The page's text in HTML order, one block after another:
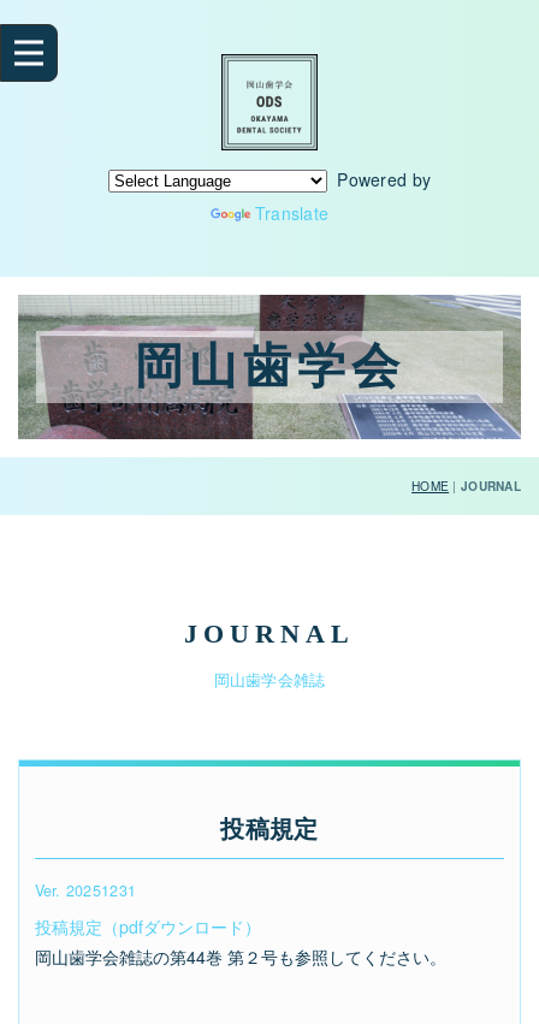
Powered by
Translate
岡山歯学会
HOME |JOURNAL
JOURNAL
岡山歯学会雑誌
投稿規定
Ver. 20251231
投稿規定（pdfダウンロード）
岡山歯学会雑誌の第44巻 第２号も参照してください。